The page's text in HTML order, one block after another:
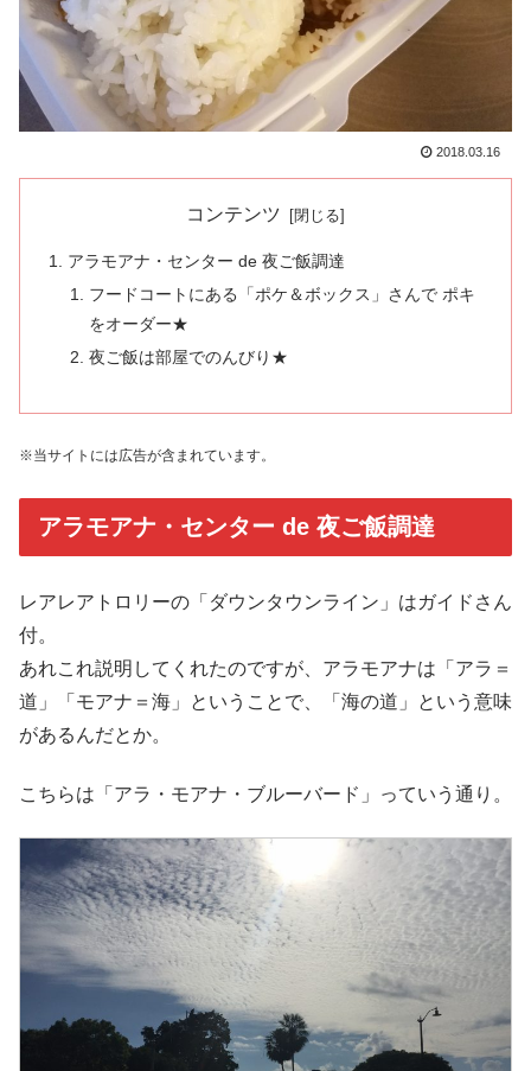
2018.03.16
コンテンツ
アラモアナ・センター de 夜ご飯調達
フードコートにある「ポケ＆ボックス」さんで ポキ
をオーダー★
夜ご飯は部屋でのんびり★
※当サイトには広告が含まれています。
アラモアナ・センター de 夜ご飯調達
レアレアトロリーの「ダウンタウンライン」はガイドさん
付。
あれこれ説明してくれたのですが、アラモアナは「アラ＝
道」「モアナ＝海」ということで、「海の道」という意味
があるんだとか。
こちらは「アラ・モアナ・ブルーバード」っていう通り。